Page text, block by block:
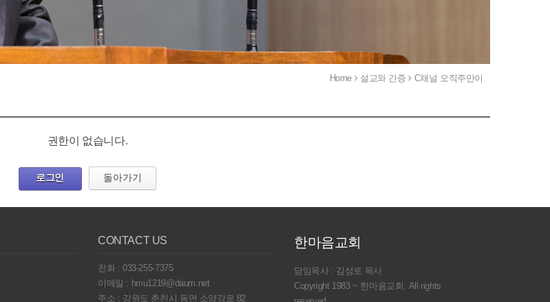
Home 설교와 간증 C채널 오직주만이
권한이 없습니다.
로그인 돌아가기
CONTACT US
전화 : 033-255-7375
이메일 : hmu1219@daum.net
주소 : 강원도 춘천시 동면 소양강로 82
한마음교회
담임목사 : 김성로 목사
Copyright 1983 ~ 한마음교회. All rights